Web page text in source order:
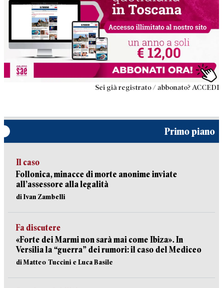
Sei già registrato / abbonato? ACCEDI
Primo piano
Il caso
Follonica, minacce di morte anonime inviate
all’assessore alla legalità
di Ivan Zambelli
Fa discutere
«Forte dei Marmi non sarà mai come Ibiza». In
Versilia la “guerra” dei rumori: il caso del Mediceo
di Matteo Tuccini e Luca Basile